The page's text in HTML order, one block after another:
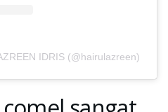
IDRIS (@hairulazreen)